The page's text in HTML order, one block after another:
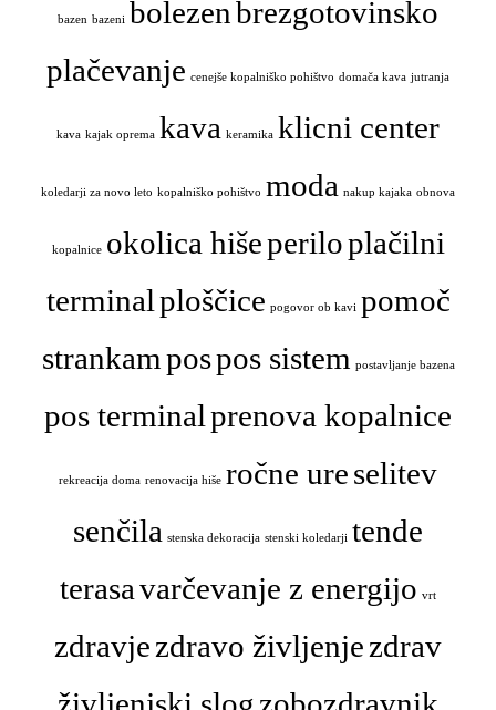
bazen bazeni bolezenbrezgotovinsko
plačevanje cenejše kopalniško pohištvo domača kava jutranja
kava kajak oprema kava keramika klicni center
koledarji za novo leto kopalniško pohištvo moda nakup kajaka obnova
kopalnice okolica hišeperiloplačilni
terminalploščice pogovor ob kavi pomoč
strankampospos sistem postavljanje bazena
pos terminalprenova kopalnice
rekreacija doma renovacija hiše ročne ureselitev
senčila stenska dekoracija stenski koledarji tende
terasavarčevanje z energijo vrt
zdravjezdravo življenjezdrav